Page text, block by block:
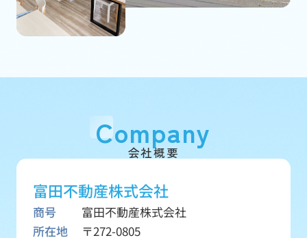
Company
会社概要
富田不動産株式会社
商号
富田不動産株式会社
所在地
〒272-0805